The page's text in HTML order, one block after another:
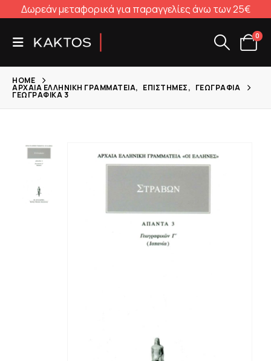
Δωρεάν μεταφορικά για παραγγελίες άνω των 25€
0
HOME
ΑΡΧΑΊΑ ΕΛΛΗΝΙΚΉ ΓΡΑΜΜΑΤΕΊΑ, ΕΠΙΣΤΉΜΕΣ, ΓΕΩΓΡΑΦΊΑ
ΓΕΩΓΡΑΦΙΚΆ 3